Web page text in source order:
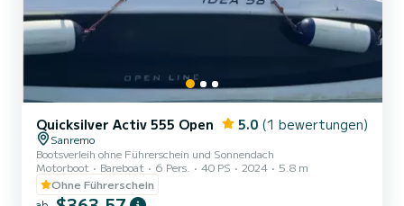
Quicksilver Activ 555 Open 5.0 (1 bewertungen)
Sanremo
Bootsverleih ohne Führerschein und Sonnendach
Motorboot
Bareboat 6 Pers. 40 PS 2024
5.8 m
Ohne Führerschein